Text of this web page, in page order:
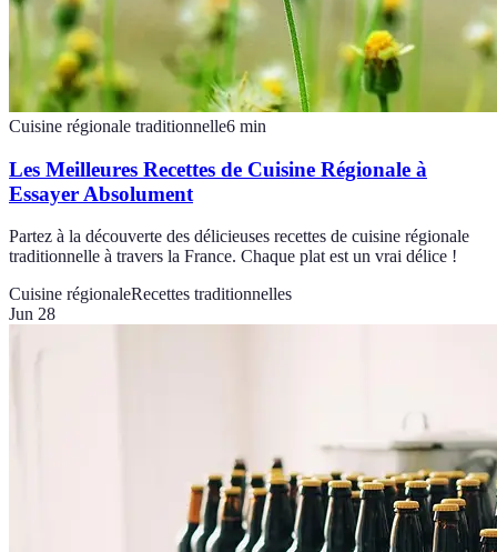
Cuisine régionale traditionnelle6 min
Les Meilleures Recettes de Cuisine Régionale à
Essayer Absolument
Partez à la découverte des délicieuses recettes de cuisine régionale
traditionnelle à travers la France. Chaque plat est un vrai délice !
Cuisine régionaleRecettes traditionnelles
Jun 28